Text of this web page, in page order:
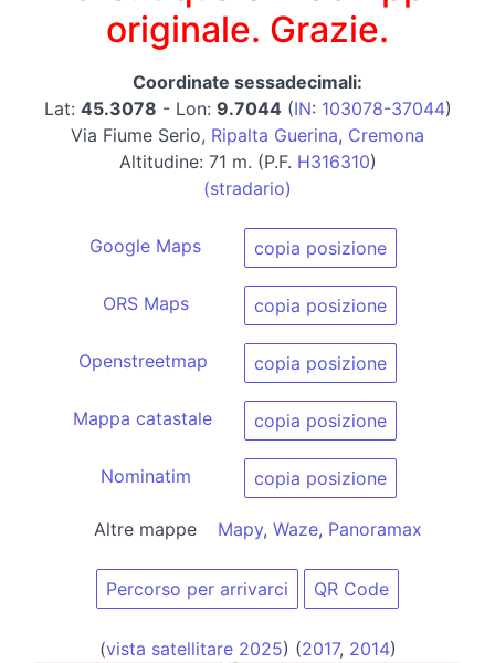
originale. Grazie.
Coordinate sessadecimali:
Lat: 45.3078 - Lon: 9.7044(IN: 103078-37044)
Via Fiume Serio, Ripalta Guerina, Cremona
Altitudine: 71 m. (P.F. H316310)
(stradario)
Google Maps copia posizione
ORS Maps copia posizione
Openstreetmap copia posizione
Mappa catastale copia posizione
Nominatim copia posizione
Altre mappe Mapy, Waze, Panoramax
Percorso per arrivarci QR Code
(vista satellitare 2025) (2017, 2014)